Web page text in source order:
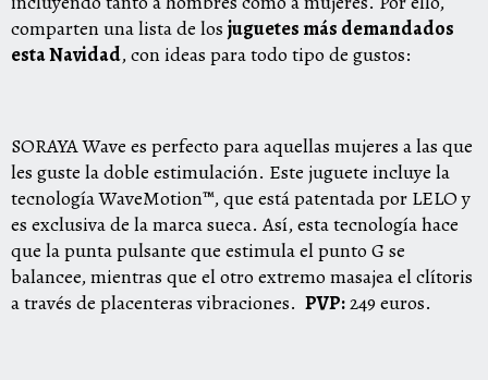
comparten una lista de los juguetes más demandados
esta Navidad, con ideas para todo tipo de gustos:
SORAYA Wave es perfecto para aquellas mujeres a las que
les guste la doble estimulación. Este juguete incluye la
tecnología WaveMotion™, que está patentada por LELO y
es exclusiva de la marca sueca. Así, esta tecnología hace
que la punta pulsante que estimula el punto G se
balancee, mientras que el otro extremo masajea el clítoris
a través de placenteras vibraciones. PVP:249 euros.